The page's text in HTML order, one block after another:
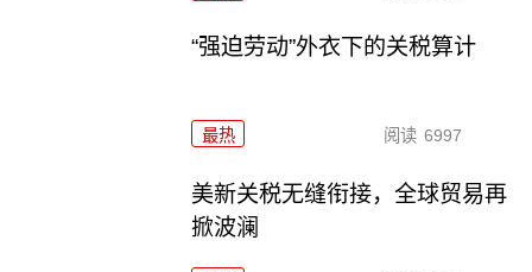
“强迫劳动”外衣下的关税算计
最热 阅读 6997
美新关税无缝衔接，全球贸易再
掀波澜